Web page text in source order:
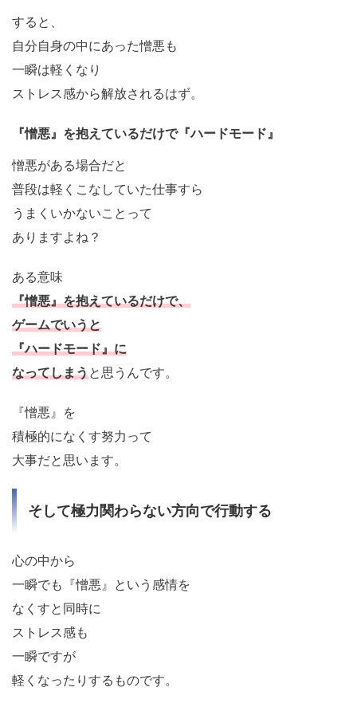
すると、
自分自身の中にあった憎悪も
一瞬は軽くなり
ストレス感から解放されるはず。
『憎悪』を抱えているだけで『ハードモード』
憎悪がある場合だと
普段は軽くこなしていた仕事すら
うまくいかないことって
ありますよね？
ある意味
『憎悪』を抱えているだけで、
ゲームでいうと
『ハードモード』に
なってしまうと思うんです。
『憎悪』を
積極的になくす努力って
大事だと思います。
そして極力関わらない方向で行動する
心の中から
一瞬でも『憎悪』という感情を
なくすと同時に
ストレス感も
一瞬ですが
軽くなったりするものです。